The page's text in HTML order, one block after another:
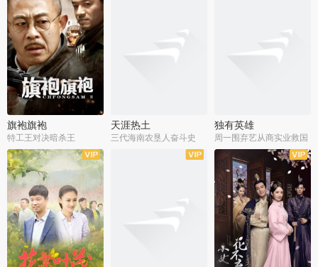
旗袍旗袍
特工王对决暗杀王
天涯热土
三代海南农垦人奋斗史
独有英雄
周一围弃艺从商实业救国
全34集
全51集